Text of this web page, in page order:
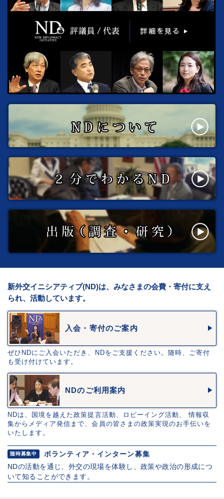
新外交イニシアティブ(ND)は、みなさまの会費・寄付に支え
られ、活動しています。
入会・寄付のご案内
ぜひNDにご入会いただき、NDをご支援ください。随時、ご寄付
も受け付けています。
NDのご利用案内
NDは、国境を越えた政策提言活動、ロビーイング活動、 情報収
集からメディア発信まで、会員の皆さまの政策実現のお手伝いを
いたします。
随時募集中
ボランティア・インターン募集
NDの活動を通じ、外交の現場を体験し、政策や政治の形成につ
いて知ることができます。